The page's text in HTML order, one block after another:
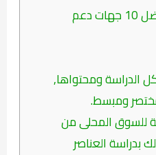
ربما تفيدك قراءة: أفضل 10 جهات دعم
الدراسة ومحتواها,
ومبسط.
للسوق المحلى من
بدراسة العناصر